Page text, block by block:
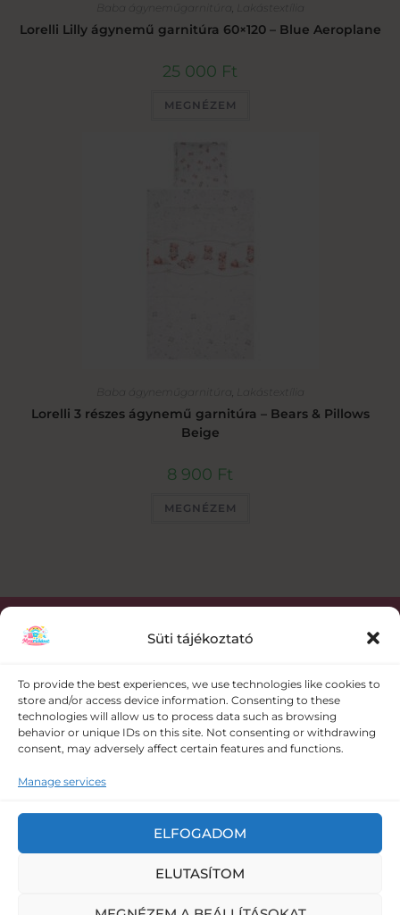
Süti tájékoztató
To provide the best experiences, we use technologies like cookies to
store and/or access device information. Consenting to these
technologies will allow us to process data such as browsing
behavior or unique IDs on this site. Not consenting or withdrawing
consent, may adversely affect certain features and functions.
Manage services
ELFOGADOM
ELUTASÍTOM
Baba ágyneműgarnitúra, Lakástextília
Lorelli Lilly ágynemű garnitúra 60×120 – Blue Aeroplane
25 000 Ft
MEGNÉZEM
Baba ágyneműgarnitúra Lakástextília
Lorelli 3 részes ágynemű garnitúra – Bears & Pillows
Beige
8 900 Ft
MEGNÉZEM
+36 30 358 0986
meseruhazat@gmail.com
felszerelés webáruház |Adatkezelési tájékoztató